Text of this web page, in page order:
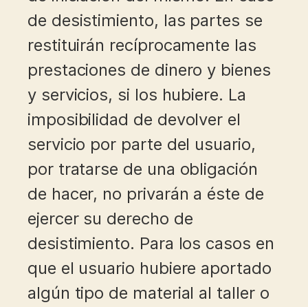
de desistimiento, las partes se
restituirán recíprocamente las
prestaciones de dinero y bienes
y servicios, si los hubiere. La
imposibilidad de devolver el
servicio por parte del usuario,
por tratarse de una obligación
de hacer, no privarán a éste de
ejercer su derecho de
desistimiento. Para los casos en
que el usuario hubiere aportado
algún tipo de material al taller o